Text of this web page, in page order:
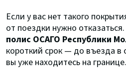
Если у вас нет такого
от поездки нужно
полис ОСАГО Республики
короткий срок — до въезда в
вы уже находитесь на границе.